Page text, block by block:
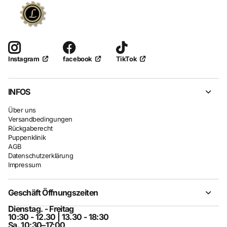
Instagram facebook TikTok
INFOS
Über uns
Versandbedingungen
Rückgaberecht
Puppenklinik
AGB
Datenschutzerklärung
Impressum
Geschäft Öffnungszeiten
Dienstag. - Freitag
10:30 - 12.30 | 13.30 - 18:30